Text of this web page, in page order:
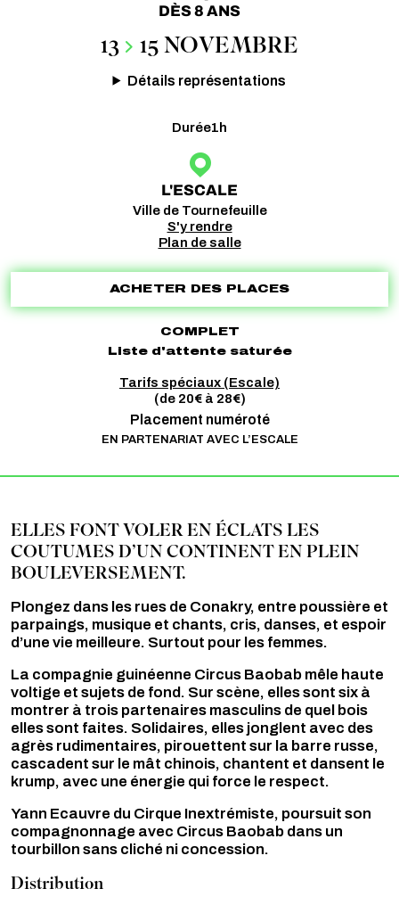
DÈS 8 ANS
13 15 NOVEMBRE
Détails représentations
Durée1h
L'ESCALE
Ville de Tournefeuille
S'y rendre
Plan de salle
ACHETER DES PLACES
COMPLET
Liste d'attente saturée
Tarifs spéciaux (Escale)
(de 20€ à 28€)
Placement numéroté
EN PARTENARIAT AVEC L’ESCALE
ELLES FONT VOLER EN ÉCLATS LES
COUTUMES D’UN CONTINENT EN PLEIN
BOULEVERSEMENT.
Plongez dans les rues de Conakry, entre poussière et
parpaings, musique et chants, cris, danses, et espoir
d’une vie meilleure. Surtout pour les femmes.
La compagnie guinéenne Circus Baobab mêle haute
voltige et sujets de fond. Sur scène, elles sont six à
montrer à trois partenaires masculins de quel bois
elles sont faites. Solidaires, elles jonglent avec des
agrès rudimentaires, pirouettent sur la barre russe,
cascadent sur le mât chinois, chantent et dansent le
krump, avec une énergie qui force le respect.
Yann Ecauvre du Cirque Inextrémiste, poursuit son
compagnonnage avec Circus Baobab dans un
tourbillon sans cliché ni concession.
Distribution